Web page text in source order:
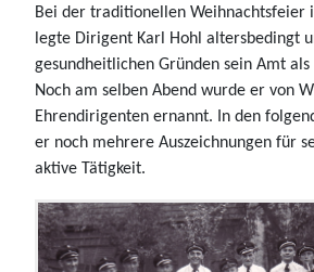
Bei der traditionellen Weihnachtsfeier
legte Dirigent Karl Hohl altersbedingt
gesundheitlichen Gründen sein Amt
Noch am selben Abend wurde er von
Ehrendirigenten ernannt. In den
er noch mehrere Auszeichnungen für
aktive Tätigkeit.